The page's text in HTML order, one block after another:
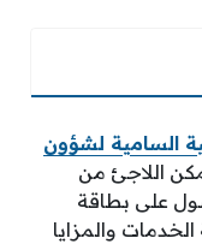
السامية لشؤون
اللاجئ من
على بطاقة
والمزايا